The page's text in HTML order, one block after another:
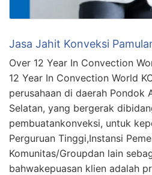
Jasa Jahit Konveksi
Over 12 Year In Convection
12 Year In Convection World
perusahaan di daerah Pondok
Selatan, yang bergerak
pembuatankonveksi, untuk
Perguruan Tinggi,Instansi
Komunitas/Groupdan lain
bahwakepuasan klien adalah